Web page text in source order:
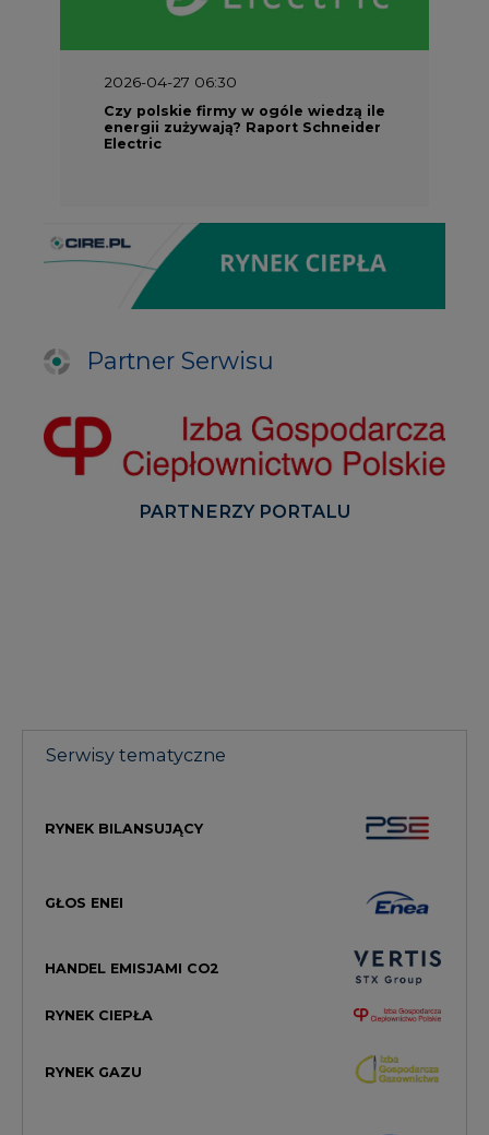
2026-04-27 06:30
Czy polskie firmy w ogóle wiedzą ile
energii zużywają? Raport Schneider
Electric
Partner Serwisu
PARTNERZY PORTALU
Serwisy tematyczne
RYNEK BILANSUJĄCY
GŁOS ENEI
HANDEL EMISJAMI CO2
RYNEK CIEPŁA
RYNEK GAZU